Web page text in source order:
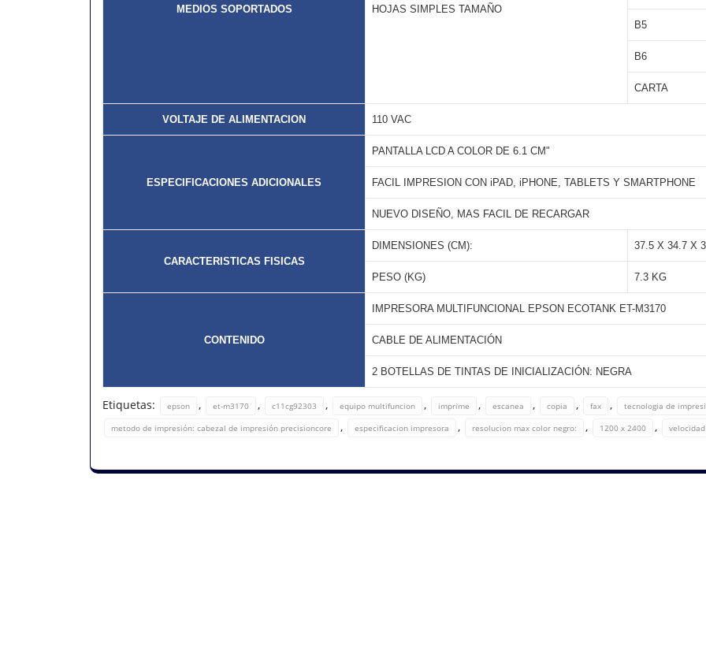
MEDIOS SOPORTADOS HOJAS SIMPLES TAMAÑO
B5
B6
CARTA
VOLTAJE DE ALIMENTACION 110 VAC
ESPECIFICACIONES ADICIONALES
PANTALLA LCD A COLOR DE 6.1 CM"
FACIL IMPRESION CON iPAD, iPHONE, TABLETS Y SMARTPHONE
NUEVO DISEÑO, MAS FACIL DE RECARGAR
CARACTERISTICAS FISICAS
DIMENSIONES (CM): 37.5 X 34.7 X
PESO (KG) 7.3 KG
CONTENIDO
IMPRESORA MULTIFUNCIONAL EPSON ECOTANK ET-M3170
CABLE DE ALIMENTACIÓN
2 BOTELLAS DE TINTAS DE INICIALIZACIÓN: NEGRA
Etiquetas: epson , et-m3170 , c11cg92303 , equipo multifuncion , imprime , escanea , copia , fax , tecnologia de
metodo de impresión: cabezal de impresión precisioncore , especificacion impresora , resolucion max color negro: , 1200 x 2400 ,